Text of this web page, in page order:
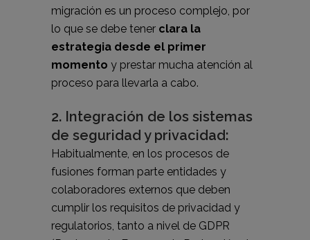
migración es un proceso complejo, por
lo que se debe tener clara la
estrategia desde el primer
momento y prestar mucha atención al
proceso para llevarla a cabo.
2. Integración de los sistemas
de seguridad y privacidad:
Habitualmente, en los procesos de
fusiones forman parte entidades y
colaboradores externos que deben
cumplir los requisitos de privacidad y
regulatorios, tanto a nivel de GDPR